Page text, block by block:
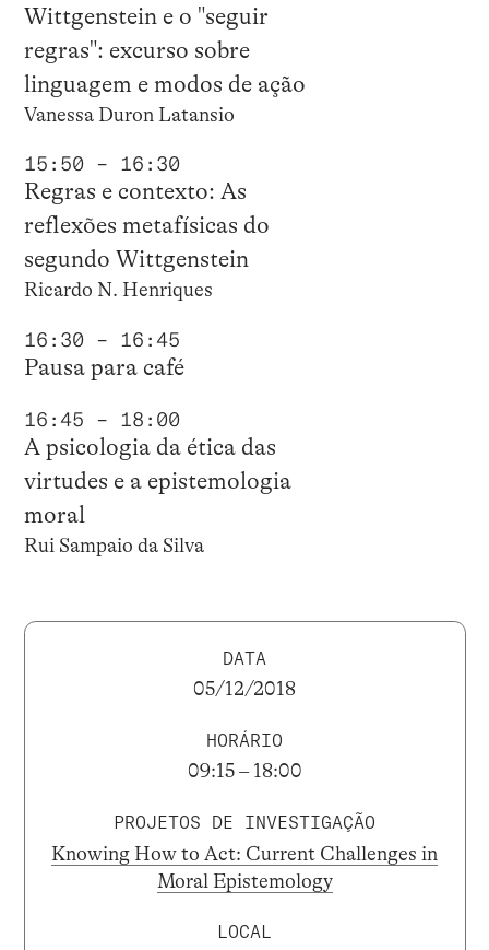
Wittgenstein e o "seguir
regras": excurso sobre
linguagem e modos de ação
Vanessa Duron Latansio
15:50 – 16:30
Regras e contexto: As
reflexões metafísicas do
segundo Wittgenstein
Ricardo N. Henriques
16:30 – 16:45
Pausa para café
16:45 – 18:00
A psicologia da ética das
virtudes e a epistemologia
moral
Rui Sampaio da Silva
DATA
05/12/2018
HORÁRIO
09:15 – 18:00
PROJETOS DE INVESTIGAÇÃO
Knowing How to Act: Current Challenges in
Moral Epistemology
LOCAL